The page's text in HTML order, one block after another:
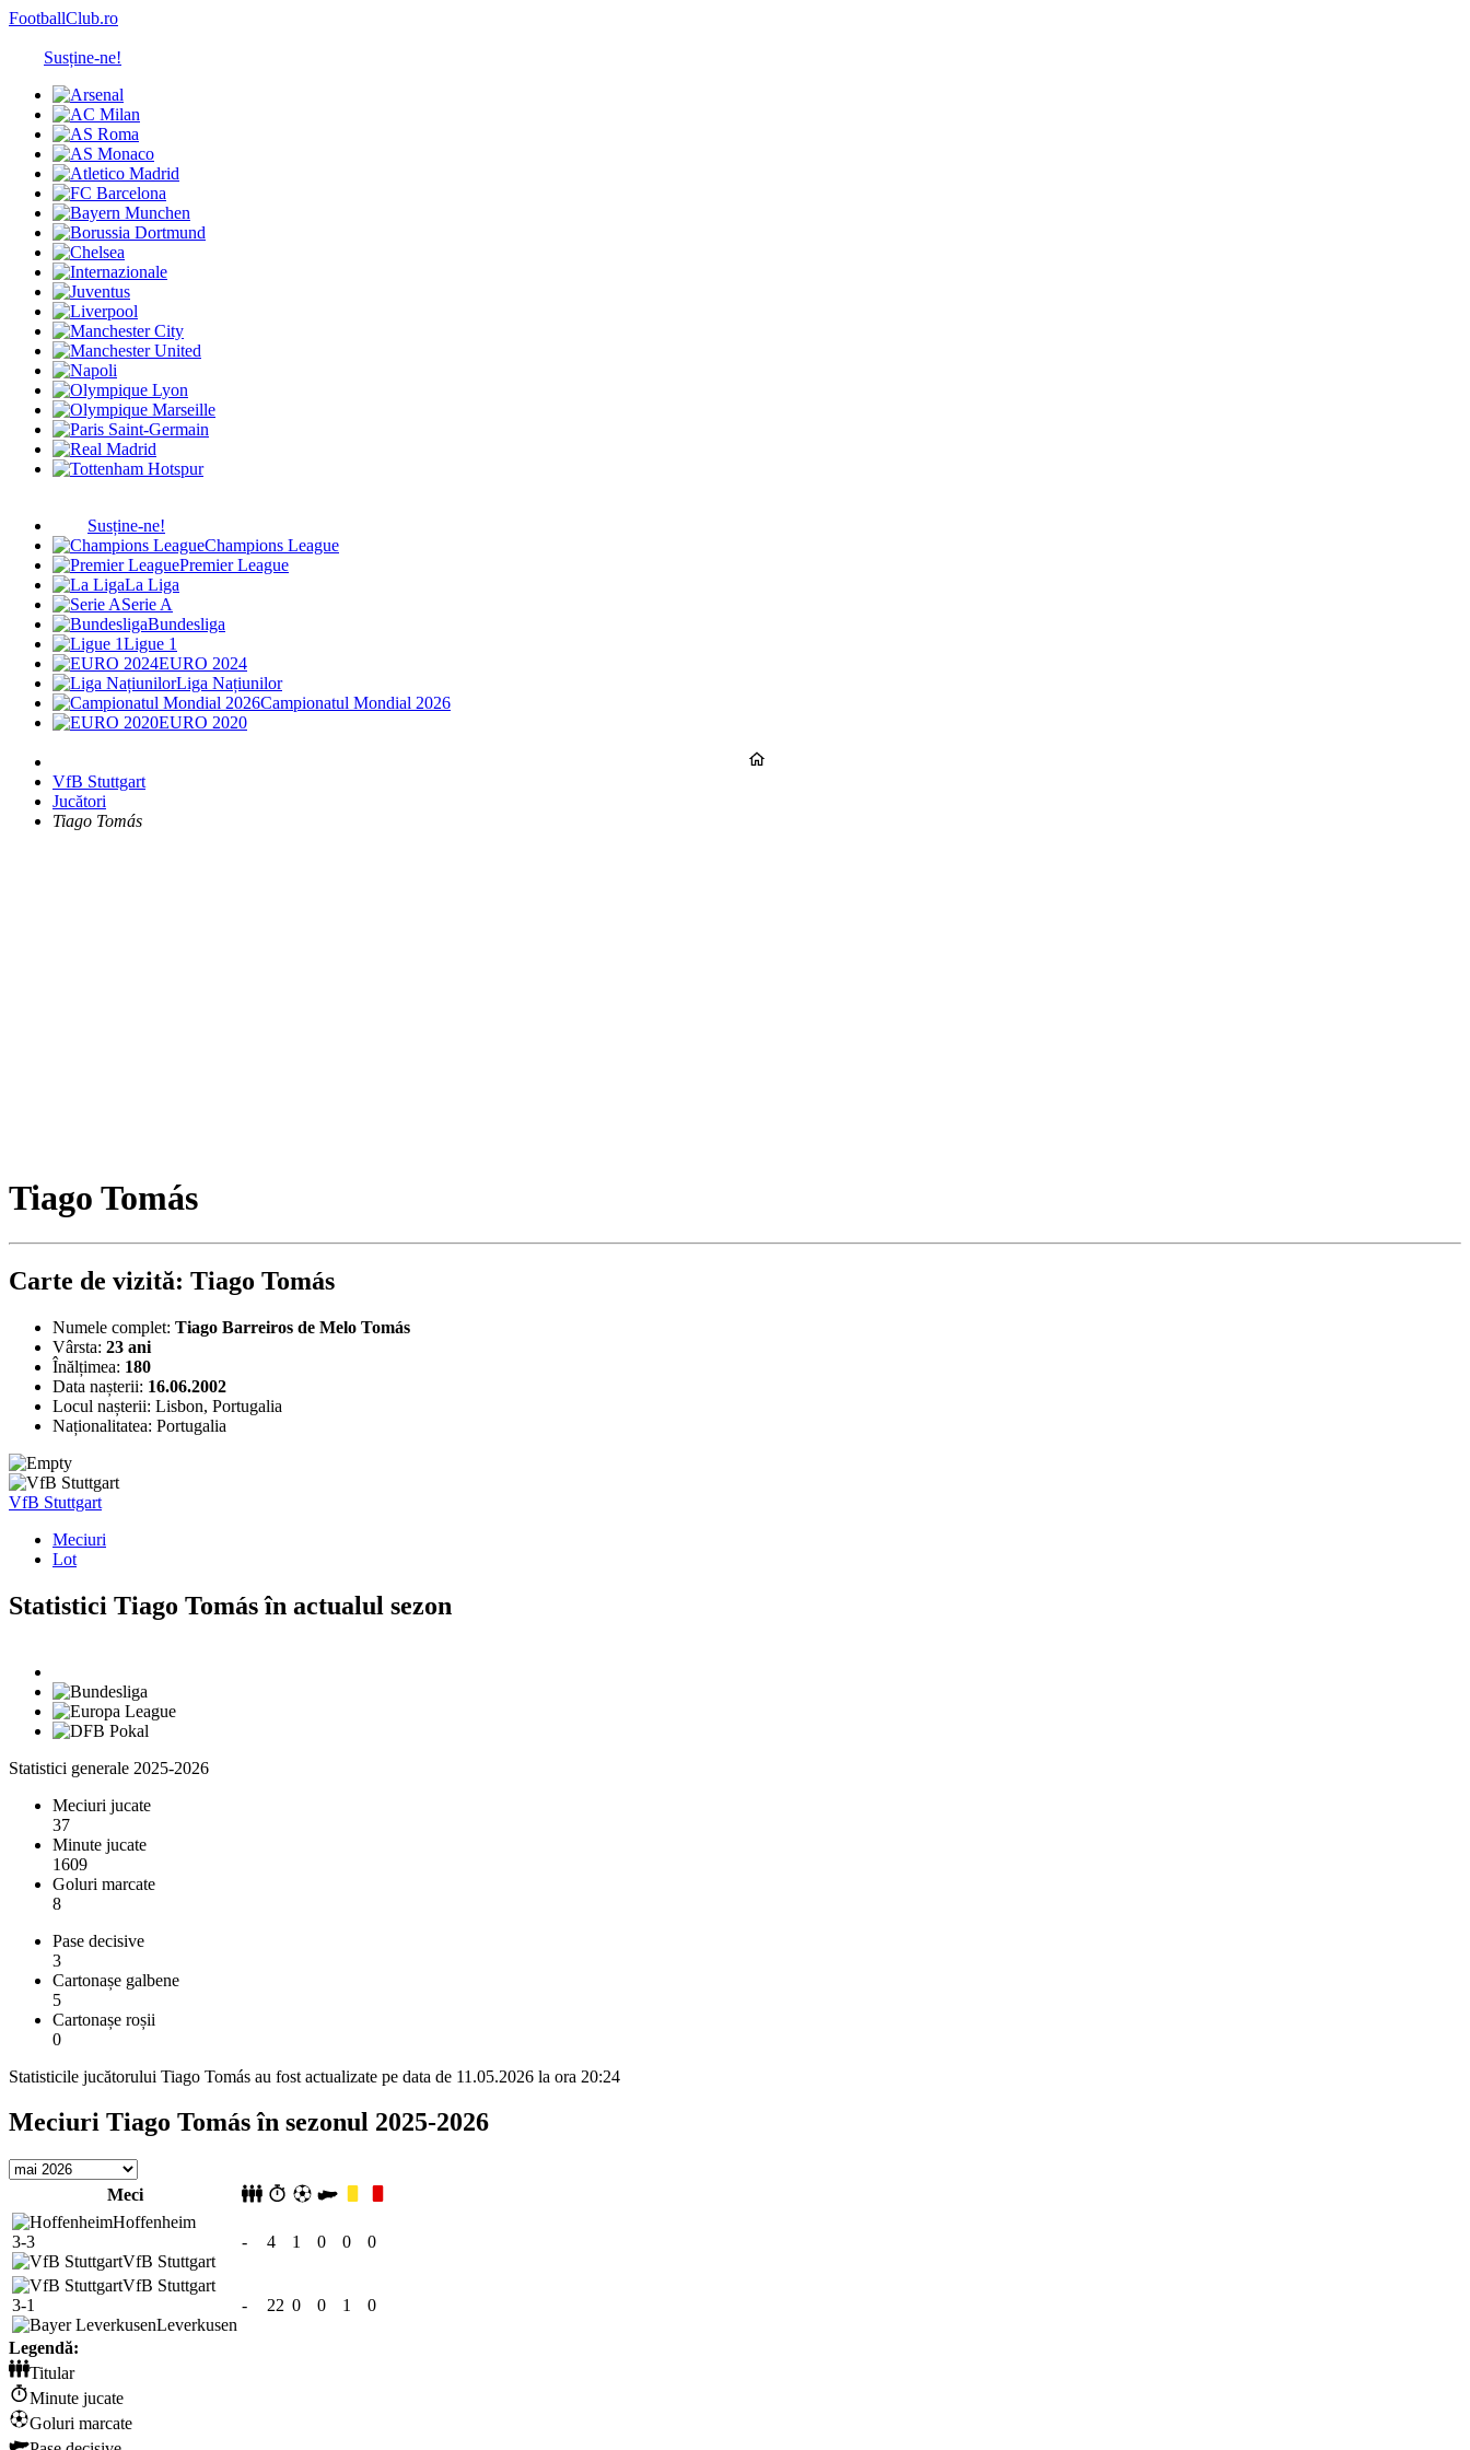
FootballClub.ro
Susține-ne!
Susține-ne!
Champions League
Premier League
La Liga
Serie A
Bundesliga
Ligue 1
EURO 2024
Liga Națiunilor
Campionatul Mondial 2026
EURO 2020
VfB Stuttgart
Jucători
Tiago Tomás
Tiago Tomás
Carte de vizită: Tiago Tomás
Numele complet: Tiago Barreiros de Melo Tomás
Vârsta: 23 ani
Înălțimea: 180
Data nașterii: 16.06.2002
Locul nașterii: Lisbon, Portugalia
Naționalitatea: Portugalia
VfB Stuttgart
Meciuri
Lot
Statistici Tiago Tomás în actualul sezon
Statistici generale 2025-2026
Meciuri jucate
37
Minute jucate
1609
Goluri marcate
8
Pase decisive
3
Cartonașe galbene
5
Cartonașe roșii
0
Statisticile jucătorului Tiago Tomás au fost actualizate pe data de 11.05.2026 la ora 20:24
Meciuri Tiago Tomás în sezonul 2025-2026
Meci
Hoffenheim
3-3
VfB Stuttgart
- 4 1 0 0 0
VfB Stuttgart
3-1
Leverkusen
- 22 0 0 1 0
Legendă:
Titular
Minute jucate
Goluri marcate